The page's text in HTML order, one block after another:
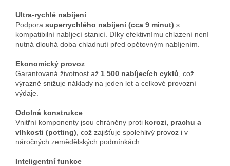
Ultra-rychlé nabíjení
Podpora superrychlého nabíjení (cca 9 minut) s
kompatibilní nabíjecí stanicí. Díky efektivnímu chlazení není
nutná dlouhá doba chladnutí před opětovným nabíjením.
Ekonomický provoz
Garantovaná životnost až 1 500 nabíjecích cyklů , což
výrazně snižuje náklady na jeden let a celkové provozní
výdaje.
Odolná konstrukce
Vnitřní komponenty jsou chráněny proti korozi, prachu a
vlhkosti (potting) , což zajišťuje spolehlivý provoz i v
náročných zemědělských podmínkách.
Inteligentní funkce